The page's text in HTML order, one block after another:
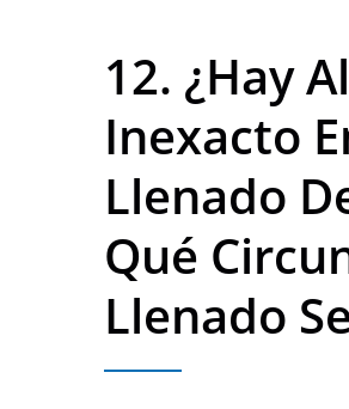
12. ¿Hay
Inexacto
Llenado
Qué
Llenado